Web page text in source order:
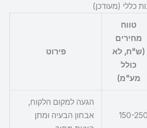
כללי (מעודכן)
טווח
מחירים
(ש"ח, לא
כולל
מע"מ)
פירוט
150-250
הגעה למקום הלקוח,
אבחון הבעיה ומתן